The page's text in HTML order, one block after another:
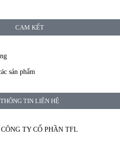
CAM KẾT
sản phẩm
THÔNG TIN LIÊN HỆ
CÔNG TY CỔ PHẦN TFL